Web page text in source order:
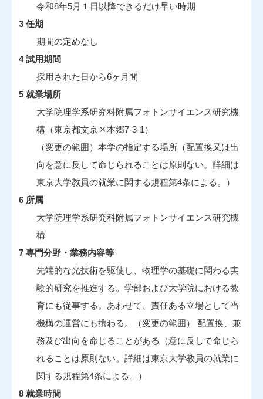
令和8年5月１日以降できるだけ早い時期
3 任期
期間の定めなし
4 試用期間
採用された日から6ヶ月間
5 就業場所
大学院理学系研究科附属フォトンサイエンス研究機
構（東京都文京区本郷7-3-1）
（変更の範囲）本学の指定する場所（配置換又は出
向を意に反して命じられることは原則ない。詳細は
東京大学教員の就業に関する規程第4条による。）
6 所属
大学院理学系研究科附属フォトンサイエンス研究機
構
7 専門分野・業務内容等
先端的な光技術を駆使し、物理学の基礎に関わる実
験的研究を推進する。学部および大学院における教
育にも従事する。あわせて、責任ある立場として当
機構の運営にも携わる。（変更の範囲） 配置換、兼
務及び出向を命じることがある（意に反して命じら
れることは原則ない。詳細は東京大学教員の就業に
関する規程第4条による。）
8 就業時間